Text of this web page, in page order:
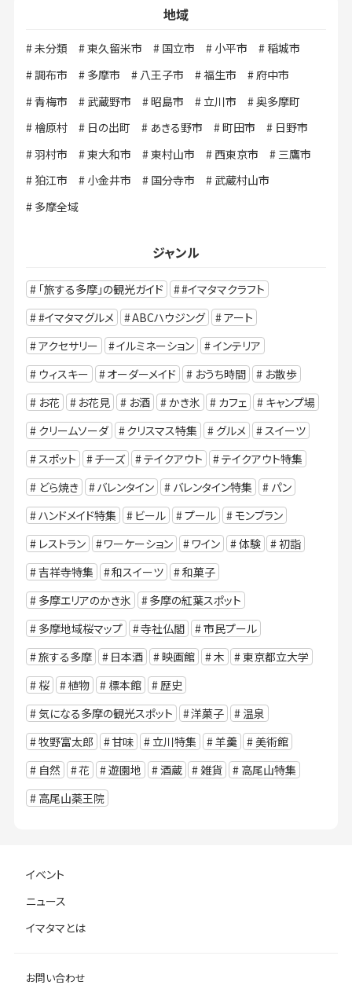
地域
未分類 東久留米市 国立市 小平市
稲城市
調布市
多摩市 八王子市 福生市
府中市
青梅市
武蔵野市 昭島市 立川市
奥多摩町
檜原村
日の出町 あきる野市 町田市
日野市
羽村市
東大和市 東村山市 西東京市
三鷹市
狛江市
小金井市 国分寺市
武蔵村山市
多摩全域
ジャンル
「旅する多摩」の観光ガイド
#イマタマクラフト
#イマタマグルメ
ABCハウジング
アート
アクセサリー
イルミネーション
インテリア
ウィスキー
オーダーメイド おうち時間
お散歩
お花
お花見 お酒 かき氷 カフェ
キャンプ場
クリームソーダ
クリスマス特集 グルメ
スイーツ
スポット
チーズ テイクアウト
テイクアウト特集
どら焼き
バレンタイン バレンタイン特集
パン
ハンドメイド特集
ビール プール
モンブラン
レストラン
ワーケーション ワイン 体験
初詣
吉祥寺特集
和スイーツ
和菓子
多摩エリアのかき氷
多摩の紅葉スポット
多摩地域桜マップ
寺社仏閣
市民プール
旅する多摩
日本酒 映画館 木
東京都立大学
桜
植物 標本館
歴史
気になる多摩の観光スポット
洋菓子
温泉
牧野富太郎
甘味 立川特集 羊羹
美術館
自然
花 遊園地 酒蔵 雑貨
高尾山特集
高尾山薬王院
イベント
ニュース
イマタマとは
お問い合わせ